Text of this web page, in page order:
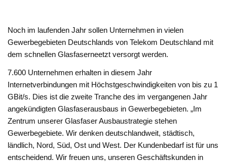
Noch im laufenden Jahr sollen Unternehmen in vielen
Gewerbegebieten Deutschlands von Telekom Deutschland mit
dem schnellen Glasfaserneetzt versorgt werden.
7.600 Unternehmen erhalten in diesem Jahr
Internetverbindungen mit Höchstgeschwindigkeiten von bis zu 1
GBit/s. Dies ist die zweite Tranche des im vergangenen Jahr
angekündigten Glasfaserausbaus in Gewerbegebieten. „Im
Zentrum unserer Glasfaser Ausbaustrategie stehen
Gewerbegebiete. Wir denken deutschlandweit, städtisch,
ländlich, Nord, Süd, Ost und West. Der Kundenbedarf ist für uns
entscheidend. Wir freuen uns, unseren Geschäftskunden in